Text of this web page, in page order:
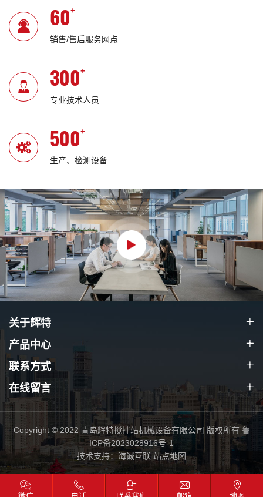
60+
销售/售后服务网点
300+
专业技术人员
500+
生产、检测设备
关于辉特
产品中心
联系方式
在线留言
Copyright © 2022 青岛辉特搅拌站机械设备有限公司 版权所有 鲁
ICP备2023028916号-1
技术支持：海诚互联 站点地图